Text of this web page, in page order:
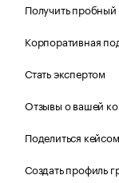
Получить пробный
Корпоративная
Стать экспертом
Отзывы о вашей
Поделиться кейсом
Создать профиль